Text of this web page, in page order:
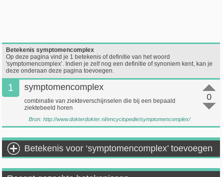
Betekenis symptomencomplex
Op deze pagina vind je 1 betekenis of definitie van het woord
'symptomencomplex’. Indien je zelf nog een definitie of synoniem kent, kan je
deze onderaan deze pagina toevoegen.
1
0
symptomencomplex
combinatie van ziekteverschijnselen die bij een bepaald
ziektebeeld horen
Bron: http://www.dokterdokter.nl/encyclopedie/symptomencomplex/
Betekenis voor ‘symptomencomplex’ toevoegen